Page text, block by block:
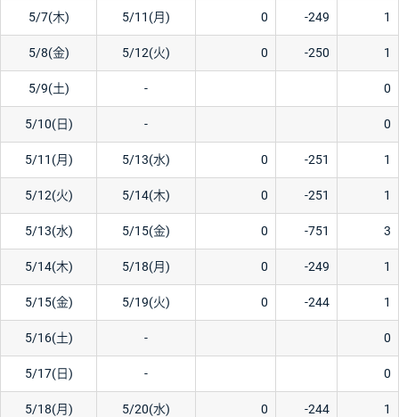
5/7(木) 5/11(月) 0 -249 1
5/8(金) 5/12(火) 0 -250 1
5/9(土) - 0
5/10(日) - 0
5/11(月) 5/13(水) 0 -251 1
5/12(火) 5/14(木) 0 -251 1
5/13(水) 5/15(金) 0 -751 3
5/14(木) 5/18(月) 0 -249 1
5/15(金) 5/19(火) 0 -244 1
5/16(土) - 0
5/17(日) - 0
5/18(月) 5/20(水) 0 -244 1